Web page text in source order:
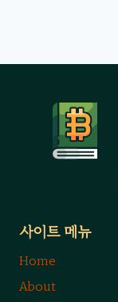
사이트 메뉴
Home
About